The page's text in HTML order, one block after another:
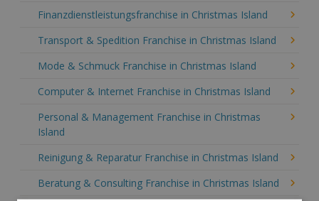
Finanzdienstleistungsfranchise in Christmas Island
Transport & Spedition Franchise in Christmas Island
Mode & Schmuck Franchise in Christmas Island
Computer & Internet Franchise in Christmas Island
Personal & Management Franchise in Christmas
Island
Reinigung & Reparatur Franchise in Christmas Island
Beratung & Consulting Franchise in Christmas Island